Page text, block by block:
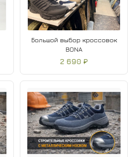
Большой выбор кроссовок
BONA
2 690 ₽